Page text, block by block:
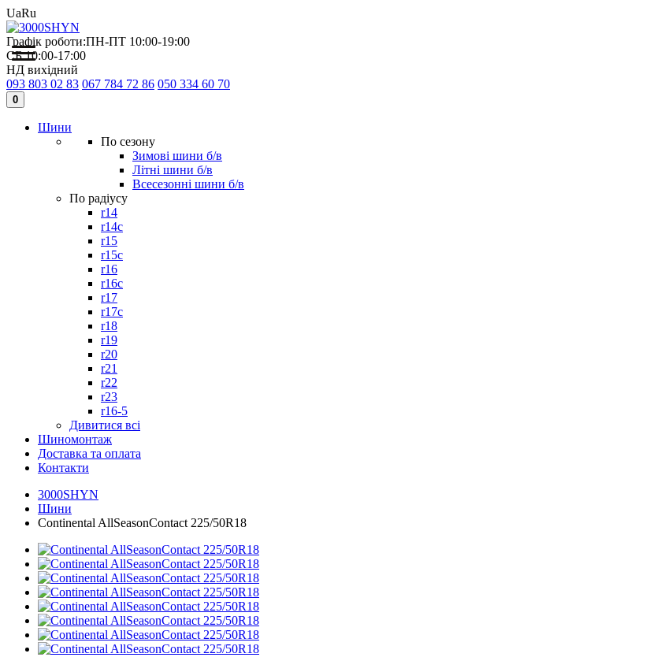
UaRu
Графік роботи:ПН-ПТ 10:00-19:00
СБ 10:00-17:00
НД вихідний
093 803 02 83 067 784 72 86 050 334 60 70
0
Шини
По сезону
Зимові шини б/в
Літні шини б/в
Всесезонні шини б/в
По радіусу
r14
r14c
r15
r15c
r16
r16c
r17
r17c
r18
r19
r20
r21
r22
r23
r16-5
Дивитися всі
Шиномонтаж
Доставка та оплата
Контакти
3000SHYN
Шини
Continental AllSeasonContact 225/50R18